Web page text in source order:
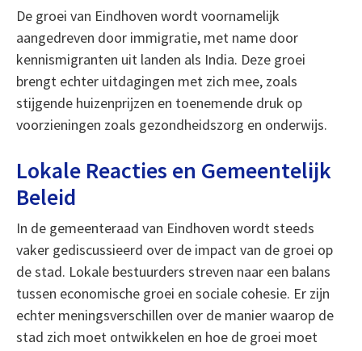
De groei van Eindhoven wordt voornamelijk
aangedreven door immigratie, met name door
kennismigranten uit landen als India. Deze groei
brengt echter uitdagingen met zich mee, zoals
stijgende huizenprijzen en toenemende druk op
voorzieningen zoals gezondheidszorg en onderwijs.
Lokale Reacties en Gemeentelijk
Beleid
In de gemeenteraad van Eindhoven wordt steeds
vaker gediscussieerd over de impact van de groei op
de stad. Lokale bestuurders streven naar een balans
tussen economische groei en sociale cohesie. Er zijn
echter meningsverschillen over de manier waarop de
stad zich moet ontwikkelen en hoe de groei moet